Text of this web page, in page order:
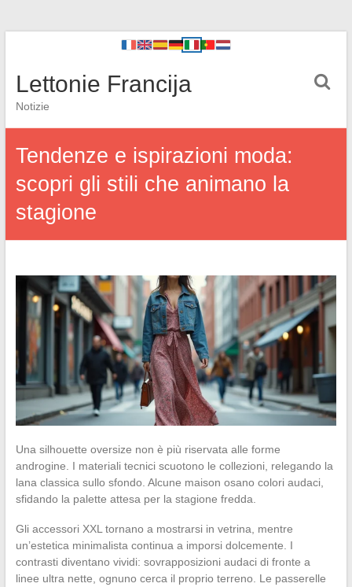
Lettonie Francija
Notizie
Tendenze e ispirazioni moda:
scopri gli stili che animano la
stagione
Una silhouette oversize non è più riservata alle forme
androgine. I materiali tecnici scuotono le collezioni, relegando la
lana classica sullo sfondo. Alcune maison osano colori audaci,
sfidando la palette attesa per la stagione fredda.
Gli accessori XXL tornano a mostrarsi in vetrina, mentre
un’estetica minimalista continua a imporsi dolcemente. I
contrasti diventano vividi: sovrapposizioni audaci di fronte a
linee ultra nette, ognuno cerca il proprio terreno. Le passerelle